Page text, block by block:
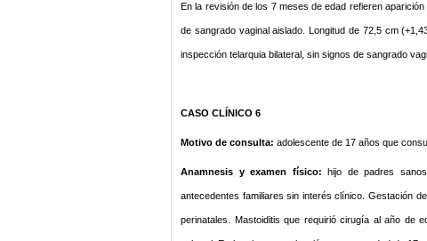
En la revisión de los 7 meses de edad refieren
de sangrado vaginal aislado. Longitud de 72,5 cm
inspección telarquia bilateral, sin signos de sangrado
CASO CLÍNICO 6
Motivo de consulta: adolescente de 17 años que
Anamnesis y examen físico:hijo de padres
antecedentes familiares sin interés clínico. Gestación
perinatales. Mastoiditis que requirió cirugía al año de